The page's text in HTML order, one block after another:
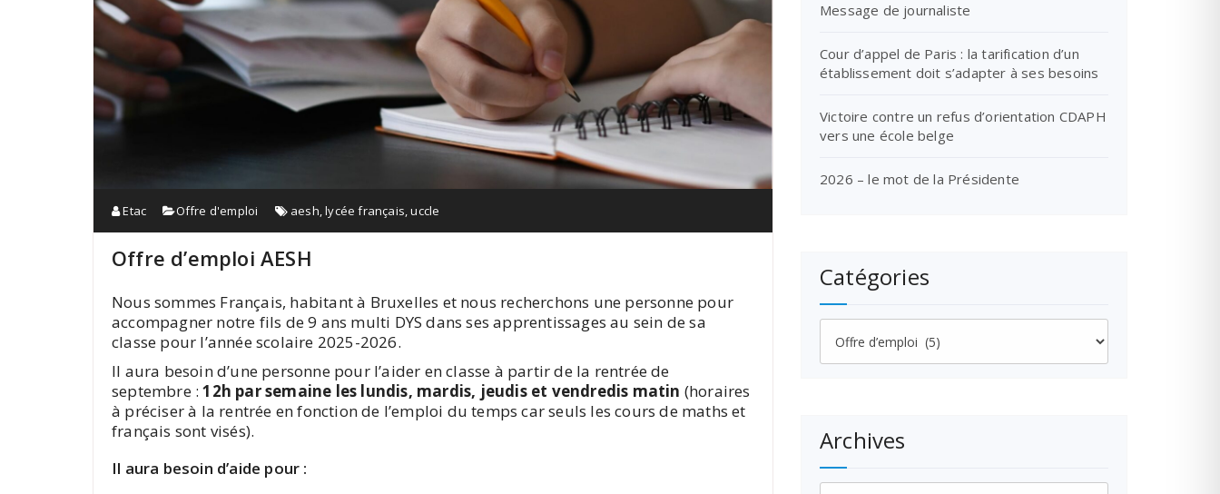
Etac Offre d'emploi aesh,lycée français,uccle
Offre d’emploi AESH
Nous sommes Français, habitant à Bruxelles et nous recherchons une personne pour
accompagner notre fils de 9 ans multi DYS dans ses apprentissages au sein de sa
classe pour l’année scolaire 2025-2026.
Il aura besoin d’une personne pour l’aider en classe à partir de la rentrée de
septembre :12h par semaine les lundis, mardis, jeudis et vendredis matin (horaires
à préciser à la rentrée en fonction de l’emploi du temps car seuls les cours de maths et
français sont visés).
Il aura besoin d’aide pour :
Message de journaliste
Cour d’appel de Paris : la tarification d’un
établissement doit s’adapter à ses besoins
Victoire contre un refus d’orientation CDAPH
vers une école belge
2026 – le mot de la Présidente
Catégories
Archives